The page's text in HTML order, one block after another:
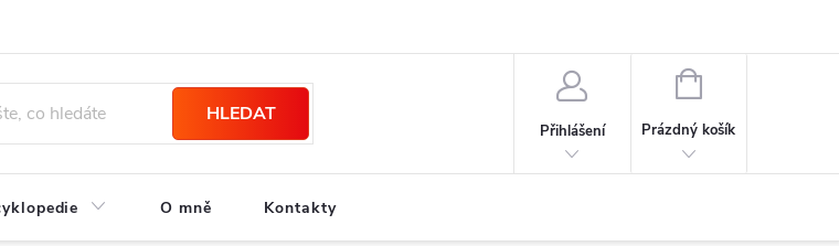
HLEDAT
Přihlášení
NÁKUPNÍ
Prázdný košík
O mně Kontakty